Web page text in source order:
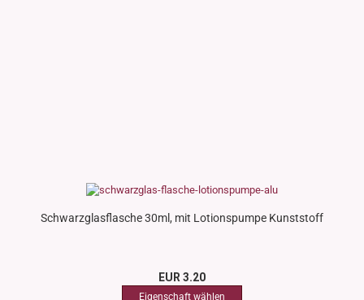
Schwarzglasflasche 30ml, mit Lotionspumpe Kunststoff
EUR 3.20